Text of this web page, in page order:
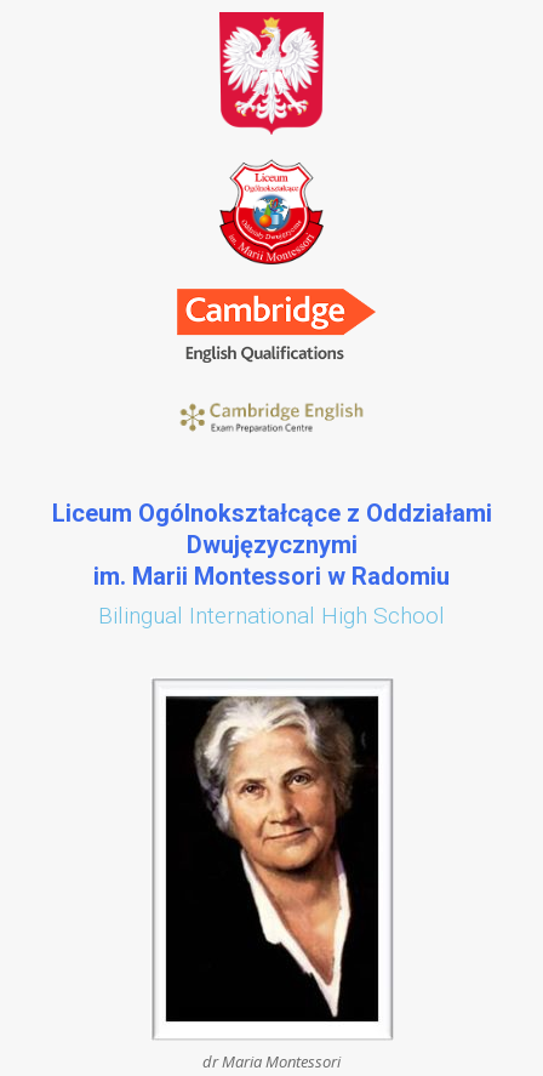
Liceum Ogólnokształcące z Oddziałami
Dwujęzycznymi
im. Marii Montessori w Radomiu
Bilingual International High School
dr Maria Montessori